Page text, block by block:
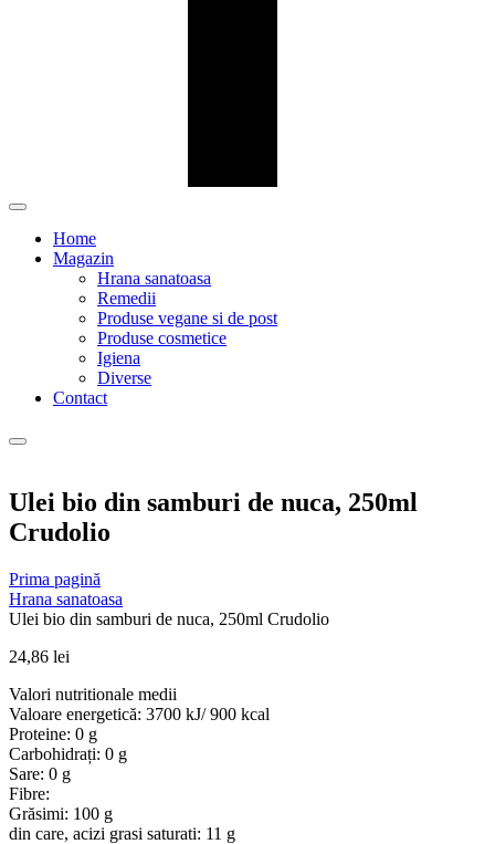
Home
Magazin
Hrana sanatoasa
Remedii
Produse vegane si de post
Produse cosmetice
Igiena
Diverse
Contact
Ulei bio din samburi de nuca, 250ml
Crudolio
Prima pagină
Hrana sanatoasa
Ulei bio din samburi de nuca, 250ml Crudolio
24,86 lei
Valori nutritionale medii
Valoare energetică: 3700 kJ/ 900 kcal
Proteine: 0 g
Carbohidrați: 0 g
Sare: 0 g
Fibre:
Grăsimi: 100 g
din care, acizi grasi saturati: 11 g